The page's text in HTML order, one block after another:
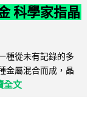
科學家指晶
種從未有記錄的多
金屬混合而成，晶
全文